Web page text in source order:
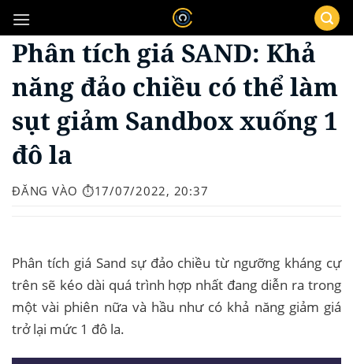
qua
nội
Phân tích giá SAND: Khả
năng đảo chiều có thể làm
sụt giảm Sandbox xuống 1
đô la
ĐĂNG VÀO ⏱️17/07/2022, 20:37
Phân tích giá Sand sự đảo chiều từ ngưỡng kháng cự
trên sẽ kéo dài quá trình hợp nhất đang diễn ra trong
một vài phiên nữa và hầu như có khả năng giảm giá
trở lại mức 1 đô la.